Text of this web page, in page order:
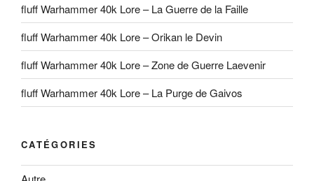
fluff Warhammer 40k Lore – La Guerre de la Faille
fluff Warhammer 40k Lore – Orikan le Devin
fluff Warhammer 40k Lore – Zone de Guerre Laevenir
fluff Warhammer 40k Lore – La Purge de Gaivos
CATÉGORIES